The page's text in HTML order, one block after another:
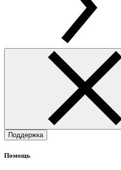
Поддержка
Помощь